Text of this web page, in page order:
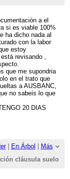
a el
si es viable 100%
ha dicho nada al
con la labor
estoy
revisando ,
que me supondria
en el trato que
a AUSBANC,
no sabeis lo que
20 DIAS
| En Árbol | Más
cláusula suelo